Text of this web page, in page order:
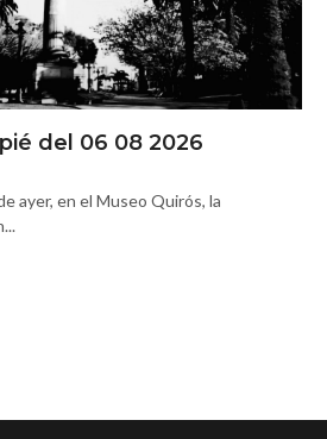
del 06 08 2026
ayer, en el Museo Quirós, la